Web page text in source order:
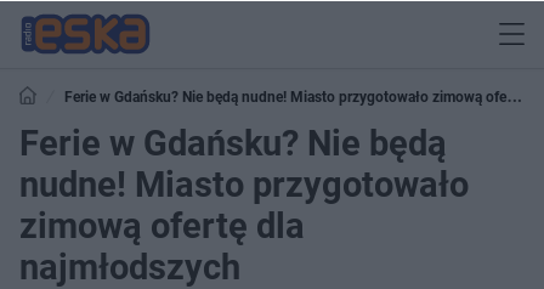
Ferie w Gdańsku? Nie będą nudne! Miasto przygotowało zimową ofertę
dla najmłodszych
Ferie w Gdańsku? Nie będą
nudne! Miasto przygotowało
zimową ofertę dla
najmłodszych